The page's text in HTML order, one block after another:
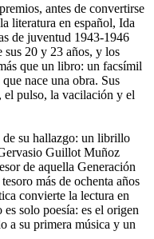
antes de convertirse
literatura en español, Ida
de juventud 1943-1946
sus 20 y 23 años, y los
que un libro: un facsímil
nace una obra. Sus
el pulso, la vacilación y el
su hallazgo: un librillo
Guillot Muñoz
de aquella Generación
más de ochenta años
convierte la lectura en
solo poesía: es el origen
a su primera música y un